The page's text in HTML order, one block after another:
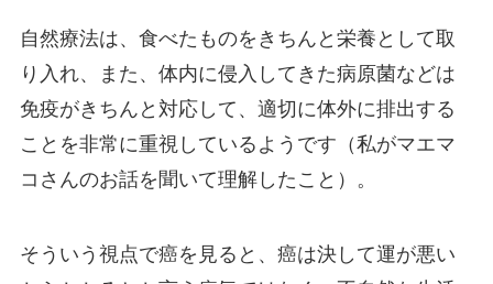
自然療法は、食べたものをきちんと栄養として取
り入れ、また、体内に侵入してきた病原菌などは
免疫がきちんと対応して、適切に体外に排出する
ことを非常に重視しているようです（私がマエマ
コさんのお話を聞いて理解したこと）。
そういう視点で癌を見ると、癌は決して運が悪い